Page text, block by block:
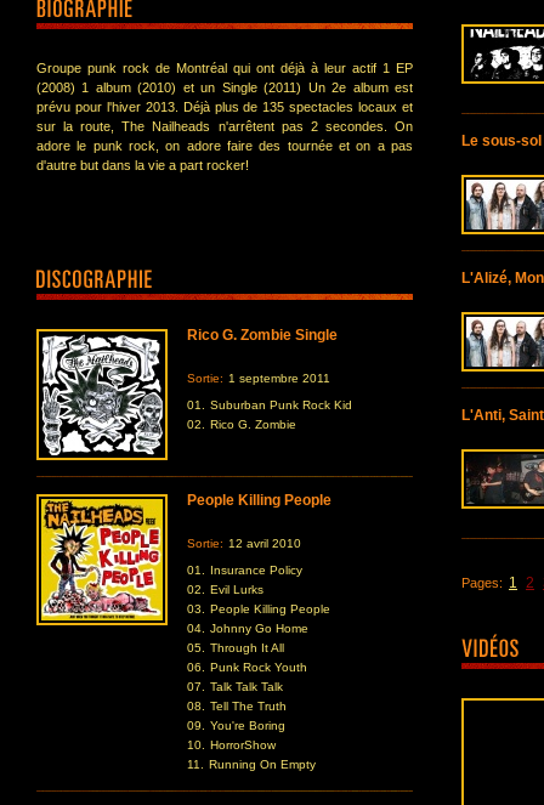
Groupe punk rock de Montréal qui ont déjà à leur actif 1 EP
(2008) 1 album (2010) et un Single (2011) Un 2e album est
prévu pour l'hiver 2013. Déjà plus de 135 spectacles locaux et
sur la route, The Nailheads n'arrêtent pas 2 secondes. On
adore le punk rock, on adore faire des tournée et on a pas
d'autre but dans la vie a part rocker!
Rico G. Zombie Single
Sortie: 1 septembre 2011
01.
Suburban Punk Rock Kid
02.
Rico G. Zombie
People Killing People
Sortie: 12 avril 2010
01.
Insurance Policy
02.
Evil Lurks
03.
People Killing People
04.
Johnny Go Home
05.
Through It All
06.
Punk Rock Youth
07.
Talk Talk Talk
08.
Tell The Truth
09.
You're Boring
10.
HorrorShow
11.
Running On Empty
Le sous-
L'Alizé,
L'Anti,
Pages: 1 2